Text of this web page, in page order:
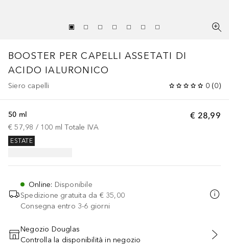
BOOSTER PER CAPELLI ASSETATI DI
ACIDO IALURONICO
Siero capelli 0 (0)
€ 28,99
50 ml
€ 57,98 / 100 ml Totale IVA
ESTATE
Online: Disponibile
Spedizione gratuita da € 35,00
Consegna entro 3-6 giorni
AGGIUNGI AL CARRELLO
Negozio Douglas
Controlla la disponibilità in negozio